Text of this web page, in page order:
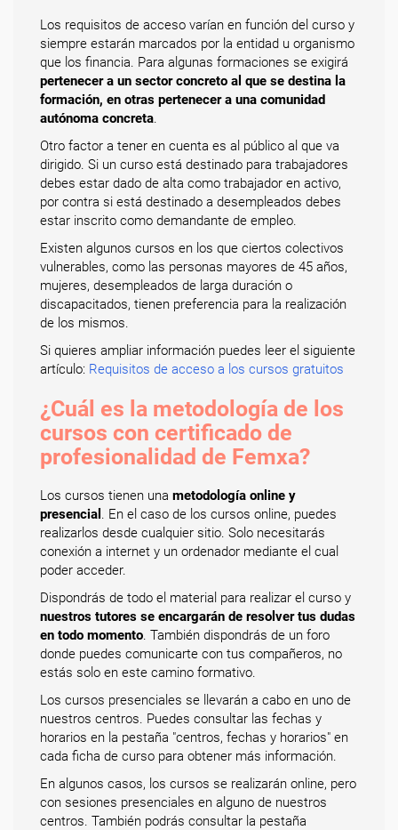
Los requisitos de acceso varían en función del curso y
siempre estarán marcados por la entidad u organismo
que los financia. Para algunas formaciones se exigirá
pertenecer a un sector concreto al que se destina la
formación, en otras pertenecer a una comunidad
autónoma concreta.
Otro factor a tener en cuenta es al público al que va
dirigido. Si un curso está destinado para trabajadores
debes estar dado de alta como trabajador en activo,
por contra si está destinado a desempleados debes
estar inscrito como demandante de empleo.
Existen algunos cursos en los que ciertos colectivos
vulnerables, como las personas mayores de 45 años,
mujeres, desempleados de larga duración o
discapacitados, tienen preferencia para la realización
de los mismos.
Si quieres ampliar información puedes leer el siguiente
artículo: Requisitos de acceso a los cursos gratuitos
¿Cuál es la metodología de los
cursos con certificado de
profesionalidad de Femxa?
Los cursos tienen una metodología online y
presencial . En el caso de los cursos online, puedes
realizarlos desde cualquier sitio. Solo necesitarás
conexión a internet y un ordenador mediante el cual
poder acceder.
Dispondrás de todo el material para realizar el curso y
nuestros tutores se encargarán de resolver tus dudas
en todo momento. También dispondrás de un foro
donde puedes comunicarte con tus compañeros, no
estás solo en este camino formativo.
Los cursos presenciales se llevarán a cabo en uno de
nuestros centros. Puedes consultar las fechas y
horarios en la pestaña "centros, fechas y horarios" en
cada ficha de curso para obtener más información.
En algunos casos, los cursos se realizarán online, pero
con sesiones presenciales en alguno de nuestros
centros. También podrás consultar la pestaña